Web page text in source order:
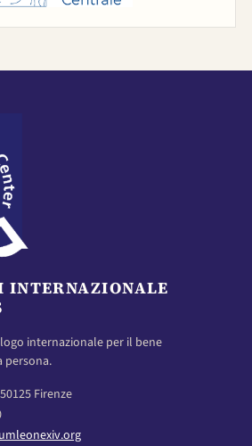
INTERNAZIONALE
internazionale per il bene
persona.
Firenze